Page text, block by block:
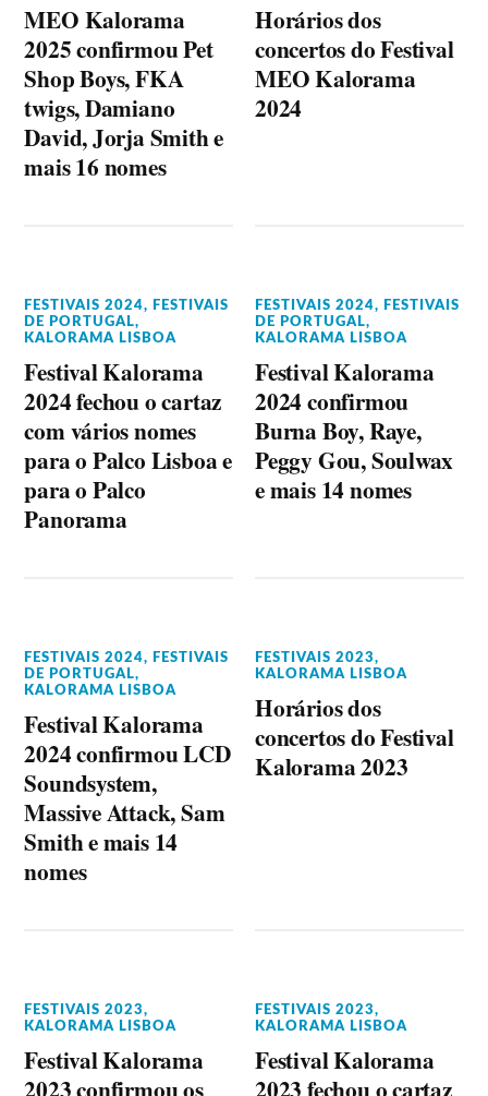
MEO Kalorama
2025 confirmou Pet
Shop Boys, FKA
twigs, Damiano
David, Jorja Smith e
mais 16 nomes
Horários dos
concertos do Festival
MEO Kalorama
2024
FESTIVAIS 2024,
FESTIVAIS
DE PORTUGAL,
KALORAMA LISBOA
Festival Kalorama
2024 fechou o cartaz
com vários nomes
para o Palco Lisboa e
para o Palco
Panorama
FESTIVAIS 2024,
FESTIVAIS
DE PORTUGAL,
KALORAMA LISBOA
Festival Kalorama
2024 confirmou
Burna Boy, Raye,
Peggy Gou, Soulwax
e mais 14 nomes
FESTIVAIS 2024,
FESTIVAIS
DE PORTUGAL,
KALORAMA LISBOA
Festival Kalorama
2024 confirmou LCD
Soundsystem,
Massive Attack, Sam
Smith e mais 14
nomes
FESTIVAIS 2023,
KALORAMA LISBOA
Horários dos
concertos do Festival
Kalorama 2023
FESTIVAIS 2023,
KALORAMA LISBOA
Festival Kalorama
2023 confirmou os
FESTIVAIS 2023,
KALORAMA LISBOA
Festival Kalorama
2023 fechou o cartaz